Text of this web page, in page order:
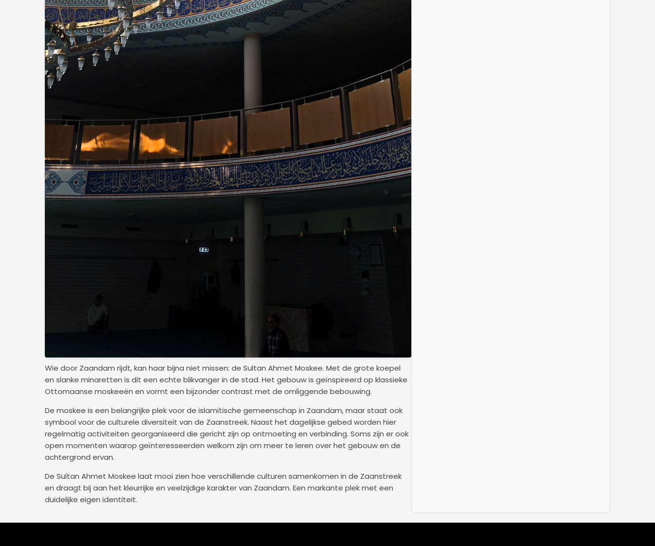
Wie door Zaandam rijdt, kan haar bijna niet missen: de Sultan Ahmet Moskee. Met de grote koepel
en slanke minaretten is dit een echte blikvanger in de stad. Het gebouw is geïnspireerd op klassieke
Ottomaanse moskeeën en vormt een bijzonder contrast met de omliggende bebouwing.
De moskee is een belangrijke plek voor de islamitische gemeenschap in Zaandam, maar staat ook
symbool voor de culturele diversiteit van de Zaanstreek. Naast het dagelijkse gebed worden hier
regelmatig activiteiten georganiseerd die gericht zijn op ontmoeting en verbinding. Soms zijn er ook
open momenten waarop geïnteresseerden welkom zijn om meer te leren over het gebouw en de
achtergrond ervan.
De Sultan Ahmet Moskee laat mooi zien hoe verschillende culturen samenkomen in de Zaanstreek
en draagt bij aan het kleurrijke en veelzijdige karakter van Zaandam. Een markante plek met een
duidelijke eigen identiteit.